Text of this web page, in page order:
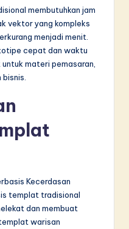
membutuhkan jam
vektor yang kompleks
menjadi menit.
cepat dan waktu
materi pemasaran,
Kecerdasan
templat tradisional
dan membuat
warisan